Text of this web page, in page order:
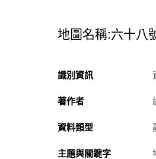
地圖名稱:六十八
識別資訊
著作者
資料類型
主題與關鍵字